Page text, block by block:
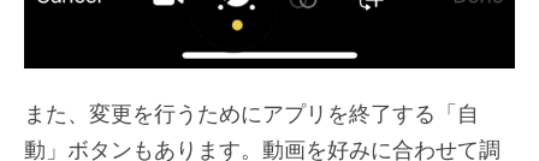
また、変更を行うためにアプリを終了する「自
動」ボタンもあります。動画を好みに合わせて調